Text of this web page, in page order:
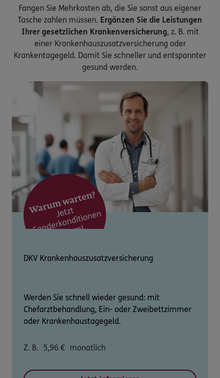
Fangen Sie Mehrkosten ab, die Sie sonst aus eigener
Tasche zahlen müssen. Ergänzen Sie die Leistungen
Ihrer gesetzlichen Krankenversicherung, z. B. mit
einer Krankenhauszusatzversicherung oder
Krankentagegeld. Damit Sie schneller und entspannter
gesund werden.
DKV Krankenhauszusatzversicherung
Werden Sie schnell wieder gesund: mit
Chefarztbehandlung, Ein- oder Zweibettzimmer
oder Krankenhaustagegeld.
Z. B. 5,96 € monatlich